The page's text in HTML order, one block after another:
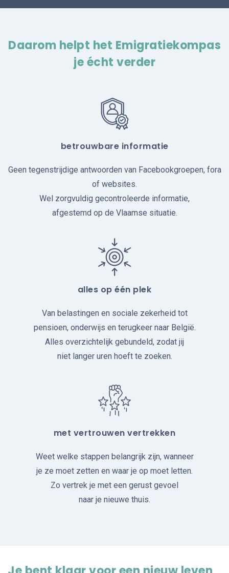
Daarom helpt het Emigratiekompas
je écht verder
betrouwbare informatie
Geen tegenstrijdige antwoorden van Facebookgroepen, fora
of websites.
Wel zorgvuldig gecontroleerde informatie,
afgestemd op de Vlaamse situatie.
alles op één plek
Van belastingen en sociale zekerheid tot
pensioen, onderwijs en terugkeer naar België.
Alles overzichtelijk gebundeld, zodat jij
niet langer uren hoeft te zoeken.
met vertrouwen vertrekken
Weet welke stappen belangrijk zijn, wanneer
je ze moet zetten en waar je op moet letten.
Zo vertrek je met een gerust gevoel
naar je nieuwe thuis.